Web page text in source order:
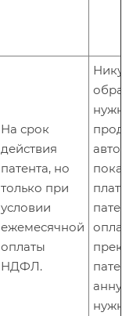
На срок
действия
патента, но
только при
условии
ежемесячной
оплаты
НДФЛ.
Никуда
нужно.
пока
оплата
патент
нужно